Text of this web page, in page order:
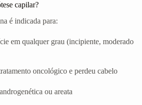
capilar?
é indicada para:
em qualquer grau (incipiente, moderado
oncológico e perdeu cabelo
ou areata